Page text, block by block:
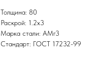
Толщина: 80
Раскрой: 1.2х3
Марка стали: АМг3
Стандарт: ГОСТ 17232-99